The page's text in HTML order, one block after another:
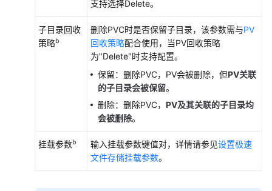
存
储
（SFS）
支持选择Delete。
子目录回收
策略b
删除PVC时是否保留子目录，该参数需与PV
回收策略配合使用，当PV回收策略
为"Delete"时支持配置。
保留：删除PVC，PV会被删除，但PV关联
的子目录会被保留。
删除：删除PVC， PV及其关联的子目录均
会被删除。
挂载参数b 输入挂载参数键值对，详情请参见设置极速
文件存储挂载参数。